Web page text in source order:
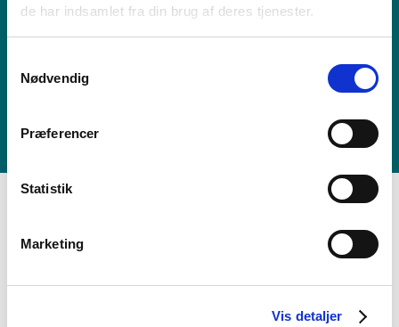
de har indsamlet fra din brug af deres tjenester.
Nødvendig
Præferencer
Statistik
Marketing
Vis detaljer
kompleksiteten og vi forstår hvordan systemerne skal
bruges efterfølgende - vi kommer med viden,
Kompleks installation og